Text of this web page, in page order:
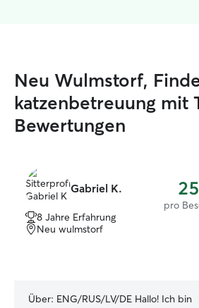
Neu Wulmstorf,
katzenbetreuung mit
Bewertungen
Gabriel K.
pro
8 Jahre Erfahrung
Neu wulmstorf
Über: ENG/RUS/LV/DE Hallo! Ich bin